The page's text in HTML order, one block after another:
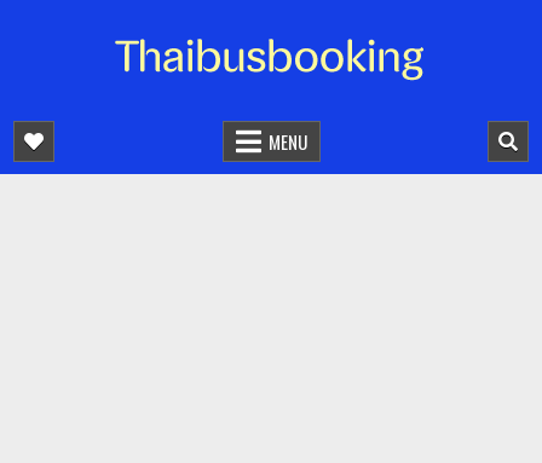
จองตั๋วรถออนไลน์ 24 ชั่วโมง
MENU